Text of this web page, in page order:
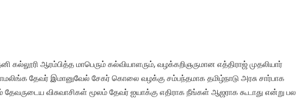
கல்லூரி ஆரம்பித்த மாபெரும் கல்வியாளரும், வழக்கறிஞருமான எத்திராஜ் முதலியார்
தேவர் இமானுவேல் சேகர் கொலை வழக்கு சம்பந்தமாக தமிழ்நாடு அரசு சார்பாக
விசுவாசிகள் மூலம் தேவர் ஐயாக்கு எதிராக நீங்கள் ஆஜராக கூடாது என்று பல